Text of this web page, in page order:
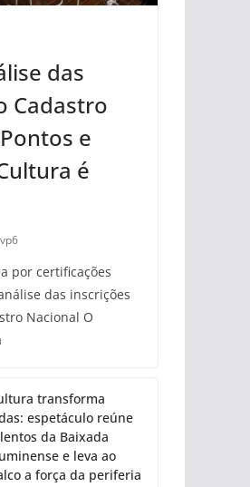
das
Cadastro
e
é
por certificações
das inscrições
Nacional O
transforma
espetáculo reúne
da Baixada
e leva ao
a força da periferia